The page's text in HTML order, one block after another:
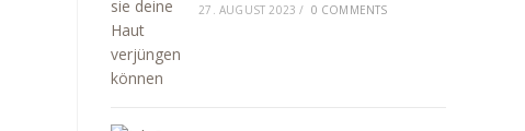
27. AUGUST 2023 / 0 COMMENTS